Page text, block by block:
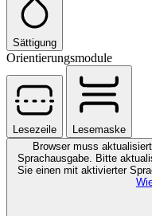
Sättigung
Orientierungsmodule
Lesezeile
Lesemaske
Browser muss
Sprachausgabe. Bitte
Sie einen mit aktivierter